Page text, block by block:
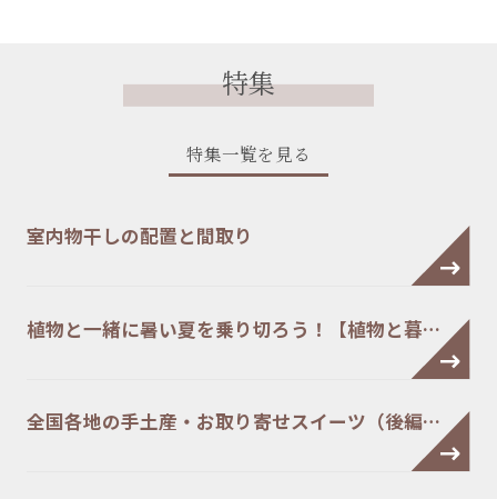
特集
特集一覧を見る
室内物干しの配置と間取り
植物と一緒に暑い夏を乗り切ろう！【植物と暮…
全国各地の手土産・お取り寄せスイーツ（後編…